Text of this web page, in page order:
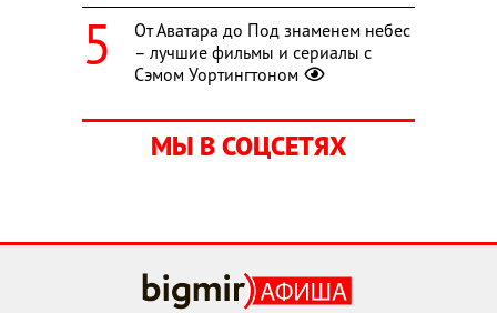
От Аватара до Под знаменем небес
– лучшие фильмы и сериалы с
Сэмом Уортингтоном
МЫ В СОЦСЕТЯХ